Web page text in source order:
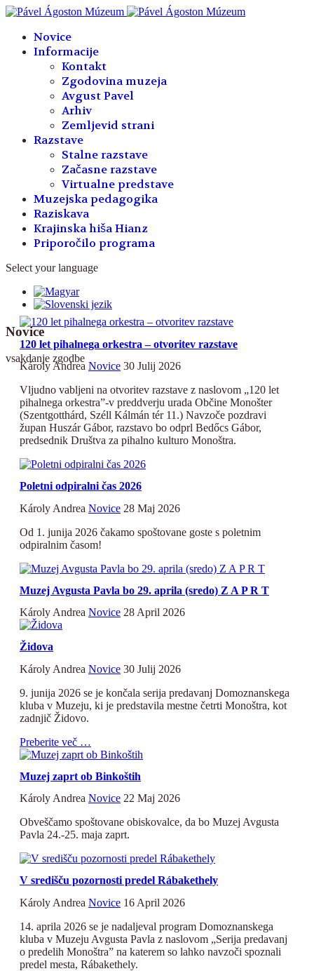
Novice
Informacije
Kontakt
Zgodovina muzeja
Avgust Pavel
Arhiv
Zemljevid strani
Razstave
Stalne razstave
Začasne razstave
Virtualne predstave
Muzejska pedagogika
Raziskava
Krajinska hiša Hianz
Priporočilo programa
Select your language
Novice
vsakdanje zgodbe
120 let pihalnega orkestra – otvoritev razstave
Károly Andrea Novice 30 Julij 2026
Vljudno vabljeni na otvoritev razstave z naslovom „120 let
pihalnega orkestra”-v preddverju urada Občine Monošter
(Szentgotthárd, Széll Kálmán tér 11.) Navzoče pozdravi
župan Huszár Gábor, razstavo bo odprl Bedőcs Gábor,
predsednik Društva za pihalno kulturo Monoštra.
Poletni odpiralni čas 2026
Károly Andrea Novice 28 Maj 2026
Od 1. junija 2026 čakamo spoštovane goste s poletnim
odpiralnim časom!
Muzej Avgusta Pavla bo 29. aprila (sredo) Z A P R T
Károly Andrea Novice 28 April 2026
Židova
Károly Andrea Novice 30 Julij 2026
9. junija 2026 se je končala serija predavanj Domoznanskega
kluba v Muzeju, ki je predstavila mestne četrti Monoštra, kot
zadnjič Židovo.
Preberite več …
Muzej zaprt ob Binkoštih
Károly Andrea Novice 22 Maj 2026
Obveščamo spoštovane obiskovalce, da bo Muzej Avgusta
Pavla 24.-25. maja zaprt.
V središču pozornosti predel Rábakethely
Károly Andrea Novice 16 April 2026
14. aprila 2026 se je nadaljeval program Domoznanskega
kluba v Muzeju Avgusta Pavla z naslovom „Serija predavanj
o predelih Monoštra” na katerem so lahko navzoči spoznali
predel mesta, Rábakethely.
Year
Month
Year
Month